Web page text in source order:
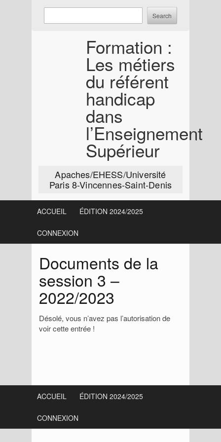
Skip
Formation :
Les métiers
du référent
handicap
dans
l’Enseignement
Supérieur
Apaches/EHESS/Université
Paris 8-Vincennes-Saint-Denis
keywords
ACCUEIL ÉDITION 2024/2025
CONNEXION
Documents de la
session 3 –
2022/2023
Désolé, vous n’avez pas l’autorisation de
voir cette entrée !
i
d
e
ACCUEIL ÉDITION 2024/2025
CONNEXION